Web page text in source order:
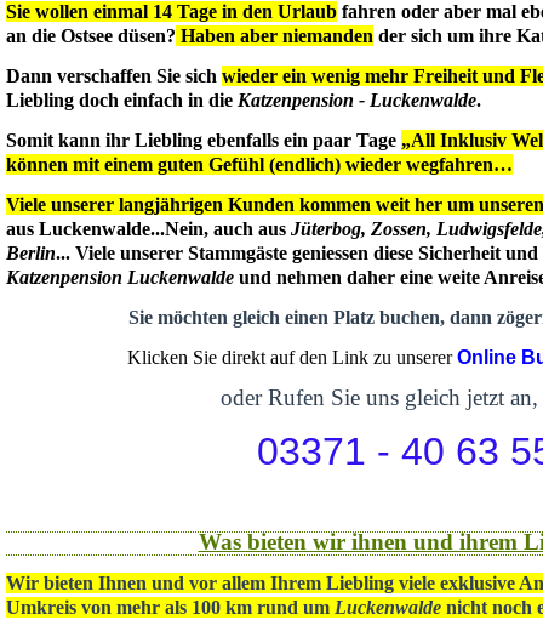
Sie wollen einmal 14 Tage in den Urlaub fahren oder aber mal
an die Ostsee düsen? Haben aber niemanden der sich um ihre
Dann verschaffen Sie sich wieder ein wenig mehr Freiheit und
Liebling doch einfach in die Katzenpension - Luckenwalde.
Somit kann ihr Liebling ebenfalls ein paar Tage „All Inklusiv
können mit einem guten Gefühl (endlich) wieder wegfahren…
Viele unserer langjährigen Kunden kommen weit her um
aus Luckenwalde...Nein, auch aus Jüterbog, Zossen,
Berlin... Viele unserer Stammgäste geniessen diese Sicherheit
Katzenpension Luckenwalde und nehmen daher eine weite
Sie möchten gleich einen Platz buchen, dann
Klicken Sie direkt auf den Link zu unsererOnline
oder Rufen Sie uns gleich jetzt an,
03371 - 40 63
Was bieten wir ihnen und ihrem
Wir bieten Ihnen und vor allem Ihrem Liebling viele exklusive
Umkreis von mehr als 100 km rund um Luckenwalde nicht noch